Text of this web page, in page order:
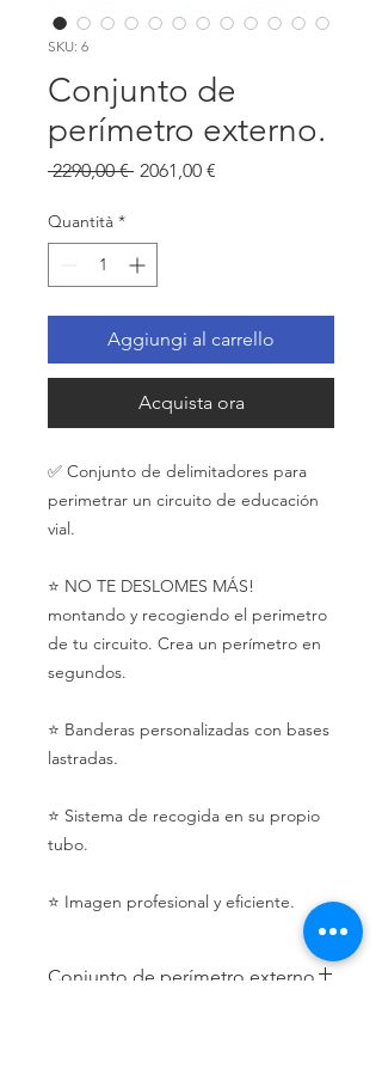
SKU: 6
Conjunto de
perímetro externo.
2290,00 € Prezzo
2061,00 €
Quantità *
Aggiungi al carrello
Acquista ora
✅ Conjunto de delimitadores para
perimetrar un circuito de educación
vial.
⭐️ NO TE DESLOMES MÁS!
montando y recogiendo el perimetro
de tu circuito. Crea un perímetro en
segundos.
⭐️ Banderas personalizadas con bases
lastradas.
⭐️ Sistema de recogida en su propio
tubo.
⭐️ Imagen profesional y eficiente.
Conjunto de perímetro externo